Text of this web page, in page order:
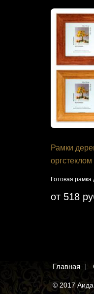
Рамки
Готовая
от 518
Главная
© 2017 Аида